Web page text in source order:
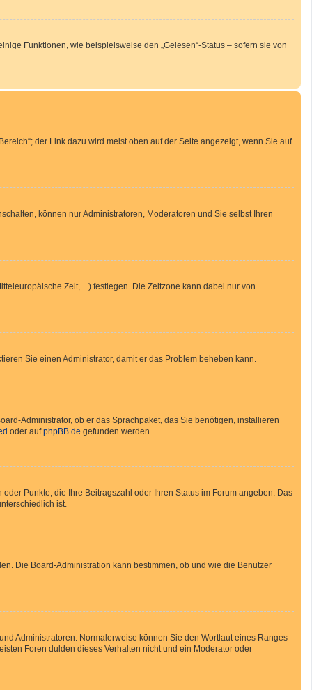
Funktionen, wie beispielsweise den „Gelesen“-Status – sofern sie von
der Link dazu wird meist oben auf der Seite angezeigt, wenn Sie auf
können nur Administratoren, Moderatoren und Sie selbst Ihren
Zeit, ...) festlegen. Die Zeitzone kann dabei nur von
Sie einen Administrator, damit er das Problem beheben kann.
Administrator, ob er das Sprachpaket, das Sie benötigen, installieren
oder aufphpBB.de gefunden werden.
Punkte, die Ihre Beitragszahl oder Ihren Status im Forum angeben. Das
ist.
Die Board-Administration kann bestimmen, ob und wie die Benutzer
Administratoren. Normalerweise können Sie den Wortlaut eines Ranges
Foren dulden dieses Verhalten nicht und ein Moderator oder